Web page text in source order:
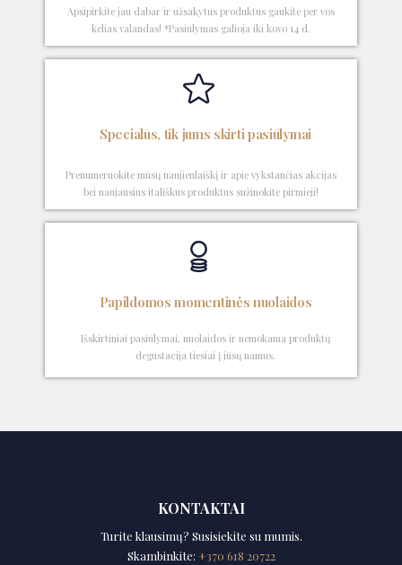
Apsipirkite jau dabar ir užsakytus produktus gaukite per vos
kelias valandas! *Pasiūlymas galioja iki kovo 14 d.
Specialūs, tik jums skirti pasiūlymai
Prenumeruokite mūsų naujienlaiškį ir apie vykstančias akcijas
bei naujausius itališkus produktus sužinokite pirmieji!
Papildomos momentinės nuolaidos
Išskirtiniai pasiūlymai, nuolaidos ir nemokama produktų
degustacija tiesiai į jūsų namus.
KONTAKTAI
Turite klausimų? Susisiekite su mumis.
Skambinkite: +370 618 20722